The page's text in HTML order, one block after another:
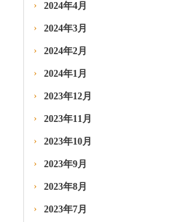
2024年4月
2024年3月
2024年2月
2024年1月
2023年12月
2023年11月
2023年10月
2023年9月
2023年8月
2023年7月